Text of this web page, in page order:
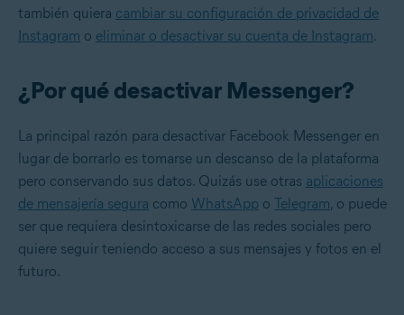
también quiera cambiar su configuración de privacidad de
Instagram o eliminar o desactivar su cuenta de Instagram.
¿Por qué desactivar Messenger?
La principal razón para desactivar Facebook Messenger en
lugar de borrarlo es tomarse un descanso de la plataforma
pero conservando sus datos. Quizás use otras aplicaciones
de mensajería segura como WhatsApp o Telegram, o puede
ser que requiera desintoxicarse de las redes sociales pero
quiere seguir teniendo acceso a sus mensajes y fotos en el
futuro.